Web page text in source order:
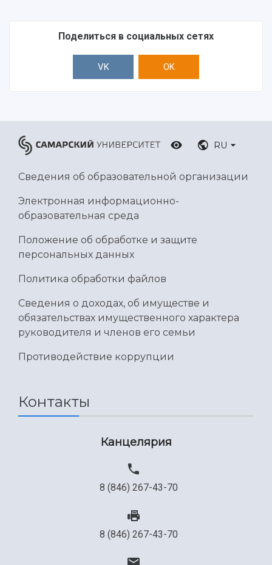
Поделиться в социальных сетях
VK OK
RU
Сведения об образовательной организации
Электронная информационно-
образовательная среда
Положение об обработке и защите
персональных данных
Политика обработки файлов
Сведения о доходах, об имуществе и
обязательствах имущественного характера
руководителя и членов его семьи
Противодействие коррупции
Контакты
Канцелярия
8 (846) 267-43-70
8 (846) 267-43-70